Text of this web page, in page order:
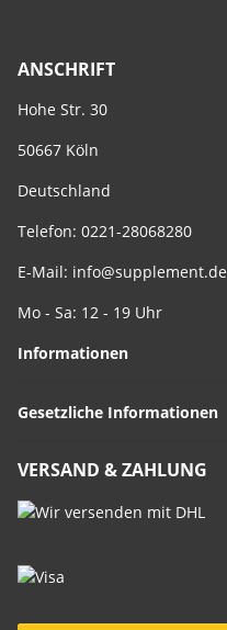
ANSCHRIFT
Hohe Str. 30
50667 Köln
Deutschland
Telefon: 0221-28068280
E-Mail: info@supplement.de
Mo - Sa: 12 - 19 Uhr
Informationen
Gesetzliche Informationen
VERSAND & ZAHLUNG